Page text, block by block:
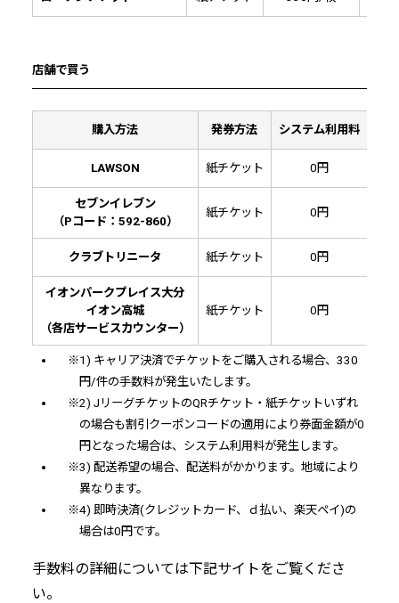
店舗で買う
購入方法 発券方法 システム利用料
LAWSON 紙チケット 0円
セブンイレブン
（Pコード：592-860）
紙チケット 0円
クラブトリニータ 紙チケット 0円
イオンパークプレイス大分
イオン高城
（各店サービスカウンター）
紙チケット 0円
※1) キャリア決済でチケットをご購入される場合、330
円/件の手数料が発生いたします。
※2) JリーグチケットのQRチケット・紙チケットいずれ
の場合も割引クーポンコードの適用により券面金額が0
円となった場合は、システム利用料が発生します。
※3) 配送希望の場合、配送料がかかります。地域により
異なります。
※4) 即時決済(クレジットカード、ｄ払い、楽天ペイ)の
場合は0円です。
手数料の詳細については下記サイトをご覧くださ
い。